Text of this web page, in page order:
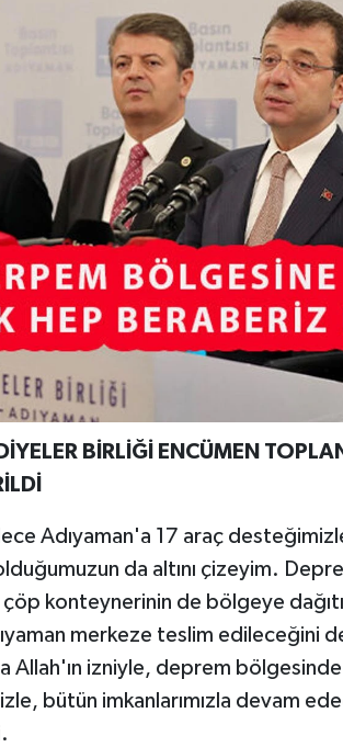
BİRLİĞİ ENCÜMEN
Adıyaman'a 17 araç
da altını çizeyim.
çöp konteynerinin de bölgeye
merkeze teslim edileceğini
Allah'ın izniyle, deprem
bütün imkanlarımızla devam